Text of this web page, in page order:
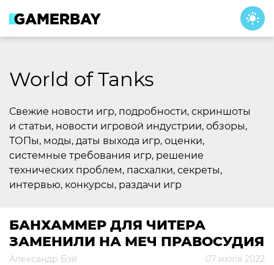
content
World of Tanks
Свежие новости игр, подробности, скриншоты
и статьи, новости игровой индустрии, обзоры,
ТОПы, моды, даты выхода игр, оценки,
системные требования игр, решение
технических проблем, пасхалки, секреты,
интервью, конкурсы, раздачи игр
БАНХАММЕР ДЛЯ ЧИТЕРА
ЗАМЕНИЛИ НА МЕЧ ПРАВОСУДИЯ
Александр Бэй 07 июля 2022